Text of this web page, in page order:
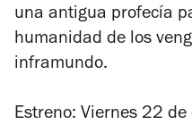
una antigua profecía
humanidad de los
inframundo.
Estreno: Viernes 22 de